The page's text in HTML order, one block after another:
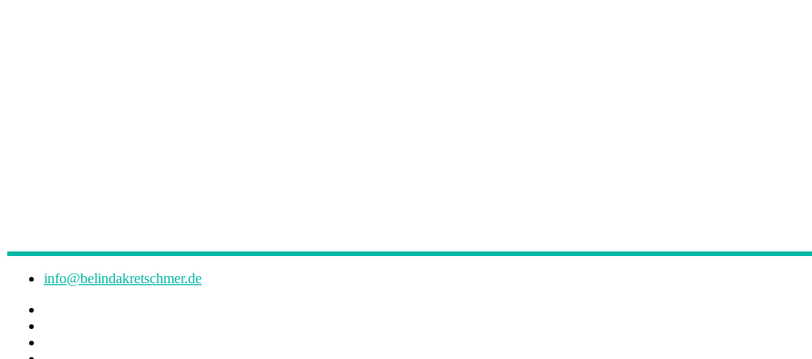
info@belindakretschmer.de